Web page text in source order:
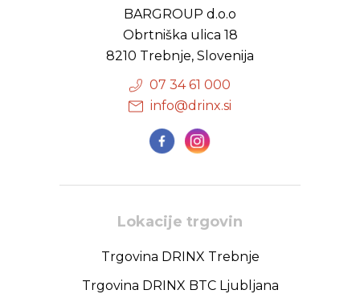
BARGROUP d.o.o
Obrtniška ulica 18
8210 Trebnje, Slovenija
07 34 61 000
info@drinx.si
Lokacije trgovin
Trgovina DRINX Trebnje
Trgovina DRINX BTC Ljubljana